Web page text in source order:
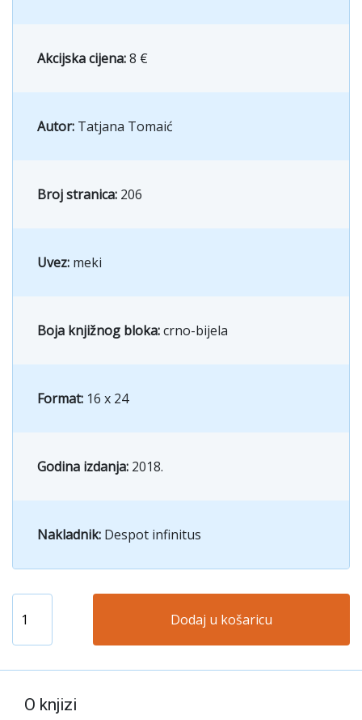
Akcijska cijena:8 €
Autor: Tatjana Tomaić
Broj stranica: 206
Uvez: meki
Boja knjižnog bloka:crno-bijela
Format: 16 x 24
Godina izdanja: 2018.
Nakladnik: Despot infinitus
Dodaj u košaricu
O knjizi